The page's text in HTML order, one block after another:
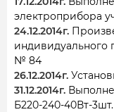
электроприбора
24.12.2014г.
индивидуального
№ 84
26.12.2014г.
31.12.2014г.
Б220-240-40Вт-